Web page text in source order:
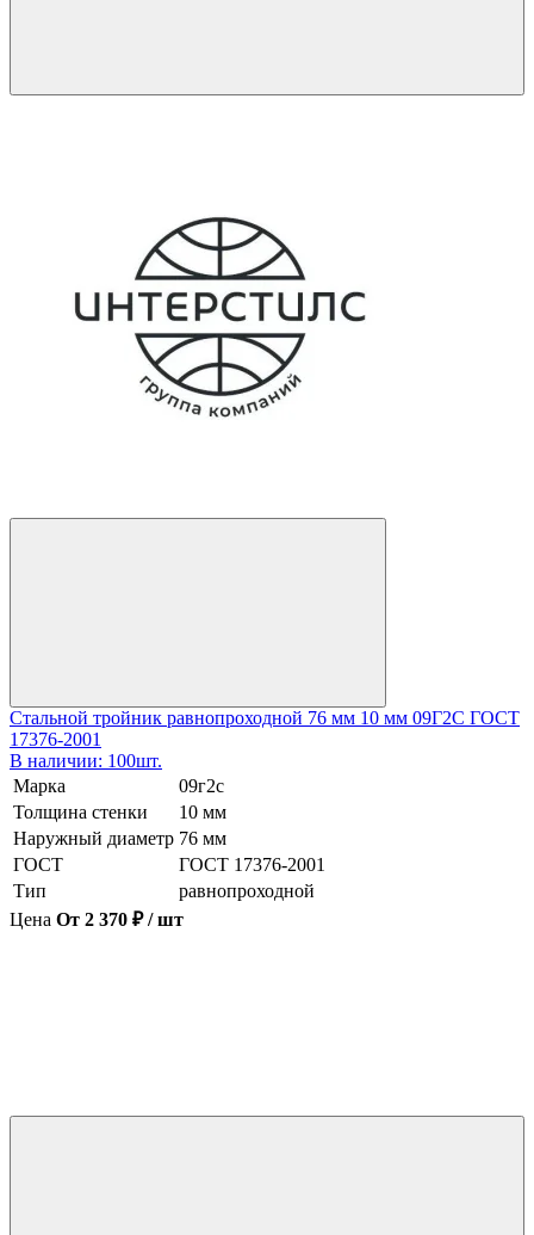
Стальной тройник равнопроходной 76 мм 10 мм 09Г2С ГОСТ
17376-2001
В наличии: 100шт.
Марка
09г2с
Толщина стенки
10 мм
Наружный диаметр 76 мм
ГОСТ
ГОСТ 17376-2001
Тип
равнопроходной
Цена От 2 370 ₽ / шт